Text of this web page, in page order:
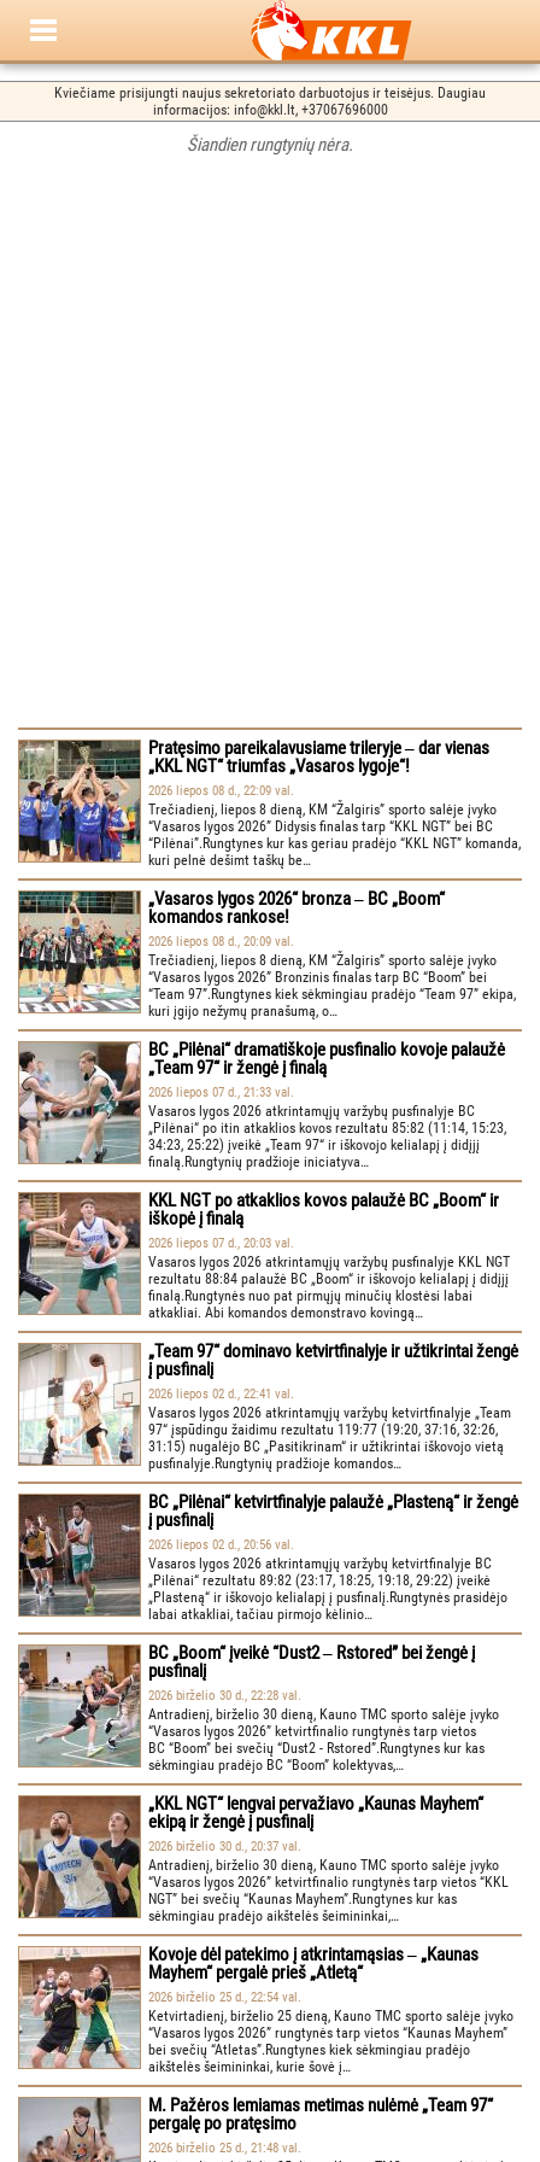
Kviečiame prisijungti naujus sekretoriato darbuotojus ir teisėjus. Daugiau
informacijos: info@kkl.lt, +37067696000
Šiandien rungtynių nėra.
Pratęsimo pareikalavusiame trileryje ‒ dar vienas
„KKL NGT“ triumfas „Vasaros lygoje“!
2026 liepos 08 d., 22:09 val.
Trečiadienį, liepos 8 dieną, KM “Žalgiris” sporto salėje įvyko
“Vasaros lygos 2026” Didysis finalas tarp “KKL NGT” bei BC
“Pilėnai”.Rungtynes kur kas geriau pradėjo “KKL NGT” komanda,
kuri pelnė dešimt taškų be…
„Vasaros lygos 2026“ bronza ‒ BC „Boom“
komandos rankose!
2026 liepos 08 d., 20:09 val.
Trečiadienį, liepos 8 dieną, KM “Žalgiris” sporto salėje įvyko
“Vasaros lygos 2026” Bronzinis finalas tarp BC “Boom” bei
“Team 97”.Rungtynes kiek sėkmingiau pradėjo “Team 97” ekipa,
kuri įgijo nežymų pranašumą, o…
BC „Pilėnai“ dramatiškoje pusfinalio kovoje palaužė
„Team 97“ ir žengė į finalą
2026 liepos 07 d., 21:33 val.
Vasaros lygos 2026 atkrintamųjų varžybų pusfinalyje BC
„Pilėnai“ po itin atkaklios kovos rezultatu 85:82 (11:14, 15:23,
34:23, 25:22) įveikė „Team 97“ ir iškovojo kelialapį į didįjį
finalą.Rungtynių pradžioje iniciatyva…
KKL NGT po atkaklios kovos palaužė BC „Boom“ ir
iškopė į finalą
2026 liepos 07 d., 20:03 val.
Vasaros lygos 2026 atkrintamųjų varžybų pusfinalyje KKL NGT
rezultatu 88:84 palaužė BC „Boom“ ir iškovojo kelialapį į didįjį
finalą.Rungtynės nuo pat pirmųjų minučių klostėsi labai
atkakliai. Abi komandos demonstravo kovingą…
„Team 97“ dominavo ketvirtfinalyje ir užtikrintai žengė
į pusfinalį
2026 liepos 02 d., 22:41 val.
Vasaros lygos 2026 atkrintamųjų varžybų ketvirtfinalyje „Team
97“ įspūdingu žaidimu rezultatu 119:77 (19:20, 37:16, 32:26,
31:15) nugalėjo BC „Pasitikrinam“ ir užtikrintai iškovojo vietą
pusfinalyje.Rungtynių pradžioje komandos…
BC „Pilėnai“ ketvirtfinalyje palaužė „Plasteną“ ir žengė
į pusfinalį
2026 liepos 02 d., 20:56 val.
Vasaros lygos 2026 atkrintamųjų varžybų ketvirtfinalyje BC
„Pilėnai“ rezultatu 89:82 (23:17, 18:25, 19:18, 29:22) įveikė
„Plasteną“ ir iškovojo kelialapį į pusfinalį.Rungtynės prasidėjo
labai atkakliai, tačiau pirmojo kėlinio…
BC „Boom“ įveikė “Dust2 ‒ Rstored” bei žengė į
pusfinalį
2026 birželio 30 d., 22:28 val.
Antradienį, birželio 30 dieną, Kauno TMC sporto salėje įvyko
“Vasaros lygos 2026” ketvirtfinalio rungtynės tarp vietos
BC “Boom” bei svečių “Dust2 - Rstored”.Rungtynes kur kas
sėkmingiau pradėjo BC “Boom” kolektyvas,…
„KKL NGT“ lengvai pervažiavo „Kaunas Mayhem“
ekipą ir žengė į pusfinalį
2026 birželio 30 d., 20:37 val.
Antradienį, birželio 30 dieną, Kauno TMC sporto salėje įvyko
“Vasaros lygos 2026” ketvirtfinalio rungtynės tarp vietos “KKL
NGT” bei svečių “Kaunas Mayhem”.Rungtynes kur kas
sėkmingiau pradėjo aikštelės šeimininkai,…
Kovoje dėl patekimo į atkrintamąsias ‒ „Kaunas
Mayhem“ pergalė prieš „Atletą“
2026 birželio 25 d., 22:54 val.
Ketvirtadienį, birželio 25 dieną, Kauno TMC sporto salėje įvyko
“Vasaros lygos 2026” rungtynės tarp vietos “Kaunas Mayhem”
bei svečių “Atletas”.Rungtynes kiek sėkmingiau pradėjo
aikštelės šeimininkai, kurie šovė į…
M. Pažėros lemiamas metimas nulėmė „Team 97“
pergalę po pratęsimo
2026 birželio 25 d., 21:48 val.